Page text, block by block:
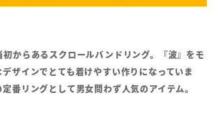
初からあるスクロールバンドリング。『波』をモ
ザインでとても着けやすい作りになっていま
番リングとして男女問わず人気のアイテム。